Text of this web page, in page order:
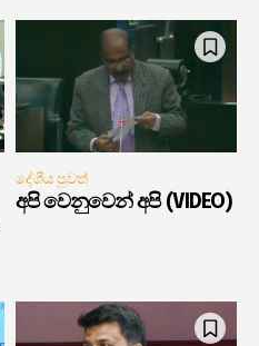
දේශීය පුවත්
අපි වෙනුවෙන් අපි (VIDEO)